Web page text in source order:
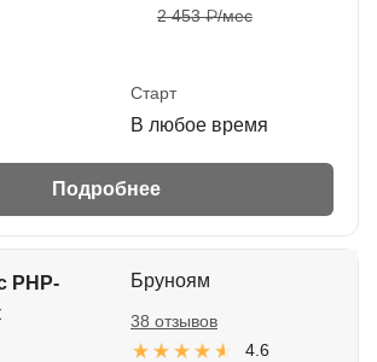
2 453 ₽/мес
Старт
В любое время
Подробнее
PHP-
Бруноям
4.6
38 отзывов